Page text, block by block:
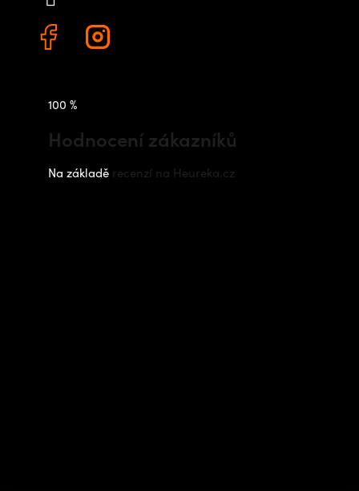
100 %
Hodnocení zákazníků
Na základě recenzí na Heureka.cz